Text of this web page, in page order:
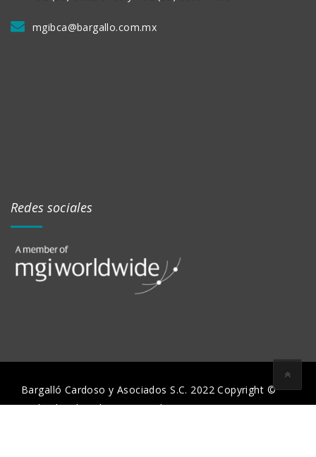
mgibca@bargallo.com.mx
Redes sociales
Bargalló Cardoso y Asociados S.C. 2022 Copyright ©
Todos los derechos reservados.